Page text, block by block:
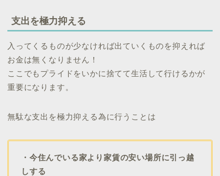
支出を極力抑える
入ってくるものが少なければ出ていくものを抑えれば
お金は無くなりません！
ここでもプライドをいかに捨てて生活して行けるかが
重要になります。
無駄な支出を極力抑える為に行うことは
・今住んでいる家より家賃の安い場所に引っ越
しする